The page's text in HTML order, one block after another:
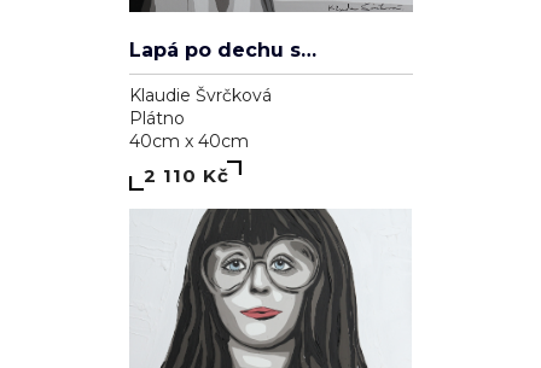
Lapá po dechu skrz zničené plíce
Klaudie Švrčková
Plátno
40cm x 40cm
2 110 Kč